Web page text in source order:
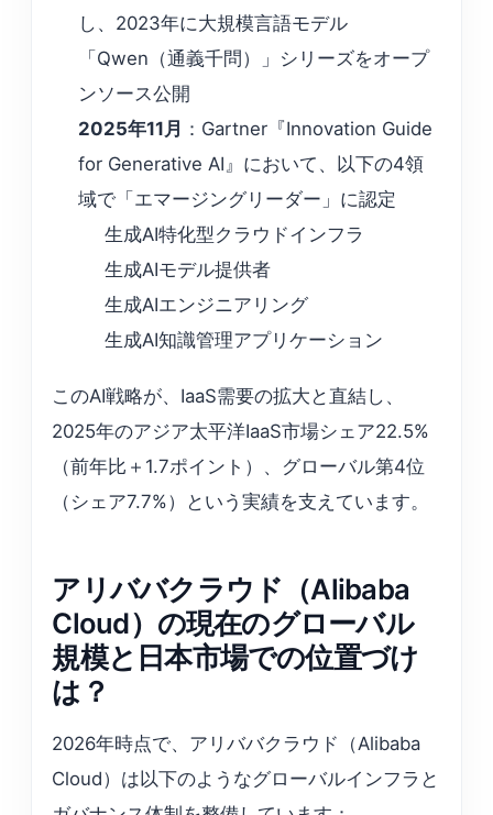
し、2023年に大規模言語モデル
「Qwen（通義千問）」シリーズをオープ
ンソース公開
2025年11月 ：Gartner『Innovation Guide
for Generative AI』において、以下の4領
域で「エマージングリーダー」に認定
生成AI特化型クラウドインフラ
生成AIモデル提供者
生成AIエンジニアリング
生成AI知識管理アプリケーション
このAI戦略が、IaaS需要の拡大と直結し、
2025年のアジア太平洋IaaS市場シェア22.5%
（前年比＋1.7ポイント）、グローバル第4位
（シェア7.7%）という実績を支えています。
アリババクラウド（Alibaba
Cloud）の現在のグローバル
規模と日本市場での位置づけ
は？
2026年時点で、アリババクラウド（Alibaba
Cloud）は以下のようなグローバルインフラと